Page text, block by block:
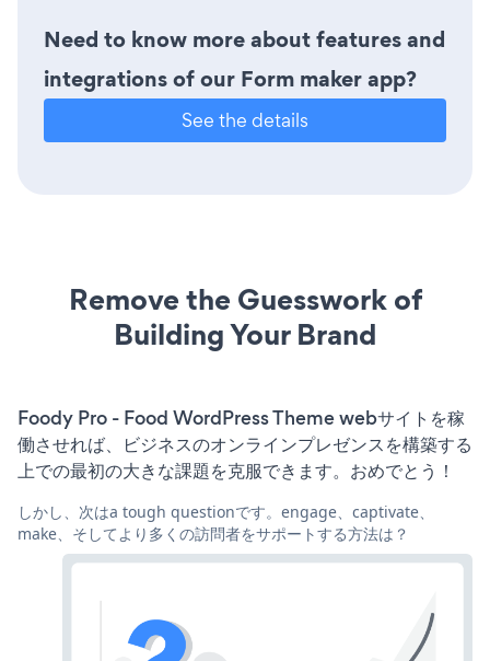
Need to know more about features and
integrations of our Form maker app?
See the details
Remove the Guesswork of
Building Your Brand
Foody Pro - Food WordPress Theme webサイトを稼
働させれば、ビジネスのオンラインプレゼンスを構築する
上での最初の大きな課題を克服できます。おめでとう！
しかし、次はa tough questionです。engage、captivate、
make、そしてより多くの訪問者をサポートする方法は？